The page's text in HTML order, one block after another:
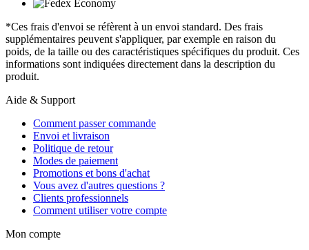
*Ces frais d'envoi se réfèrent à un envoi standard. Des frais
supplémentaires peuvent s'appliquer, par exemple en raison du
poids, de la taille ou des caractéristiques spécifiques du produit. Ces
informations sont indiquées directement dans la description du
produit.
Aide & Support
Comment passer commande
Envoi et livraison
Politique de retour
Modes de paiement
Promotions et bons d'achat
Vous avez d'autres questions ?
Clients professionnels
Comment utiliser votre compte
Mon compte